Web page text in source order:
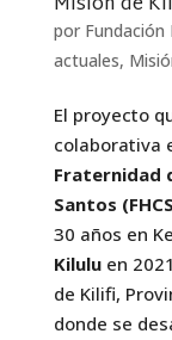
por Fundación
actuales,
El proyecto
colaborativa
Fraternidad
Santos
30 años en
Kiluluen
de Kilifi,
donde se